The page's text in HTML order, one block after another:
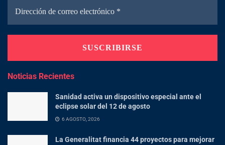
Noticias Recientes
Sanidad activa un dispositivo especial ante el
eclipse solar del 12 de agosto
6 AGOSTO, 2026
La Generalitat financia 44 proyectos para mejorar